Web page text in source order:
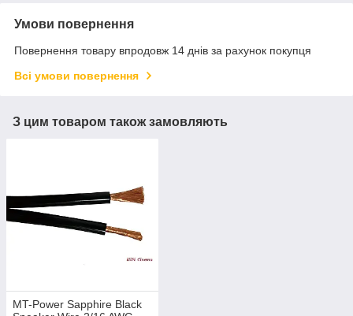
Умови повернення
Повернення товару впродовж 14 днів за рахунок покупця
Всі умови повернення
З цим товаром також замовляють
MT-Power Sapphire Black